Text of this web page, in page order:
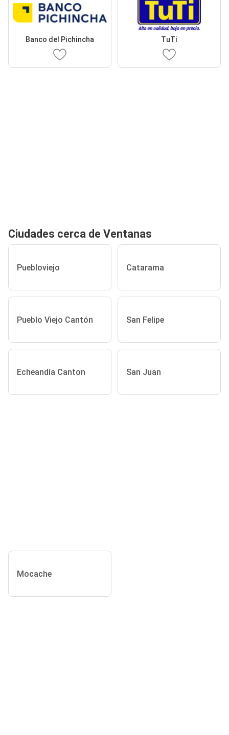
Banco del Pichincha TuTi
Ciudades cerca de Ventanas
Puebloviejo Catarama
Pueblo Viejo Cantón San Felipe
Echeandía Canton San Juan
Mocache